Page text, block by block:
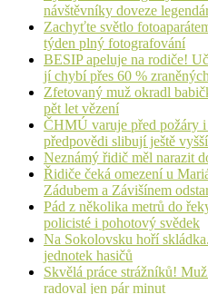
návštěvníky doveze
Zachyťte světlo
týden plný fotografování
BESIP apeluje na rodiče!
jí chybí přes 60 % zraněných
Zfetovaný muž okradl
pět let vězení
ČHMÚ varuje před požáry
předpovědi slibují ještě
Neznámý řidič měl narazit
Řidiče čeká omezení u
Zádubem a Závišínem
Pád z několika metrů do
policisté i pohotový svědek
Na Sokolovsku hoří
jednotek hasičů
Skvělá práce strážníků!
radoval jen pár minut